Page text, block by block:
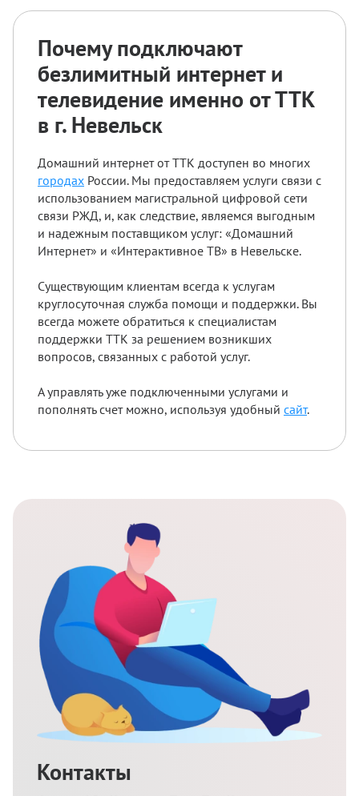
Почему подключают
безлимитный интернет и
телевидение именно от ТТК
в г. Невельск
Домашний интернет от ТТК доступен во многих
городах России. Мы предоставляем услуги связи с
использованием магистральной цифровой сети
связи РЖД, и, как следствие, являемся выгодным
и надежным поставщиком услуг: «Домашний
Интернет» и «Интерактивное ТВ» в Невельске.
Существующим клиентам всегда к услугам
круглосуточная служба помощи и поддержки. Вы
всегда можете обратиться к специалистам
поддержки ТТК за решением возникших
вопросов, связанных с работой услуг.
А управлять уже подключенными услугами и
пополнять счет можно, используя удобный сайт.
Контакты